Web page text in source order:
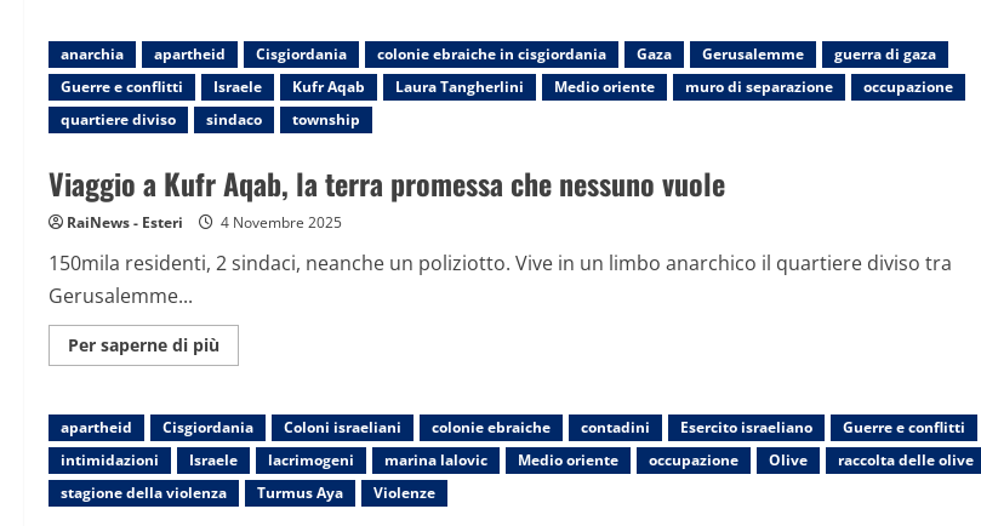
Gvir
festeggia
la
legge
sulla
pena
di
per
“terroristi”
palestinesi
anarchia apartheid Cisgiordania colonie ebraiche in cisgiordania Gaza Gerusalemme
guerra di gaza
Guerre e conflitti
Israele Kufr Aqab Laura Tangherlini Medio oriente muro di separazione
occupazione
quartiere diviso
sindaco township
Viaggio a Kufr Aqab, la terra promessa che nessuno vuole
RaiNews - Esteri 4 Novembre 2025
150mila residenti, 2 sindaci, neanche un poliziotto. Vive in un limbo anarchico il quartiere diviso tra
Gerusalemme...
Per saperne di più
informazioni
a
Kufr
Aqab,
la
terra
promessa
che
apartheid Cisgiordania Coloni israeliani colonie ebraiche contadini Esercito israeliano
Guerre e conflitti
intimidazioni
Israele lacrimogeni marina lalovic Medio oriente occupazione Olive raccolta delle olive
stagione della violenza
Turmus Aya Violenze